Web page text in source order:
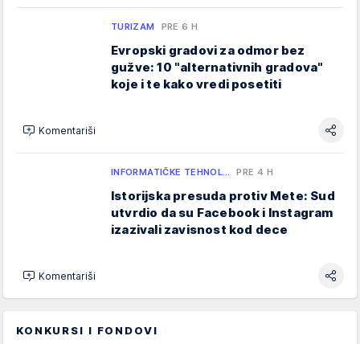
TURIZAM PRE 6 H
Evropski gradovi za odmor bez
gužve: 10 "alternativnih gradova"
koje i te kako vredi posetiti
Komentariši
INFORMATIČKE TEHNOL… PRE 4 H
Istorijska presuda protiv Mete: Sud
utvrdio da su Facebook i Instagram
izazivali zavisnost kod dece
Komentariši
KONKURSI I FONDOVI